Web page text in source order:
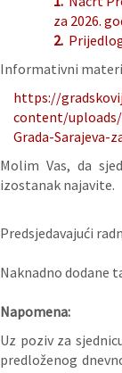
za 2026.
2.
Informativni
https://
content/
Grada-Sarajeva-
Molim Vas, da
izostanak najavite.
Predsjedavajući
Naknadno dodane
Napomena:
Uz poziv za
predloženog